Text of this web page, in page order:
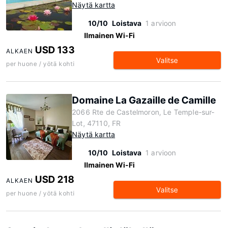
Näytä kartta
10/10 Loistava 1 arvioon
Ilmainen Wi-Fi
ALKAEN USD 133
per huone / yötä kohti Valitse
Domaine La Gazaille de Camille
2066 Rte de Castelmoron, Le Temple-sur-
Lot, 47110, FR
Näytä kartta
10/10 Loistava 1 arvioon
Ilmainen Wi-Fi
ALKAEN USD 218
per huone / yötä kohti Valitse